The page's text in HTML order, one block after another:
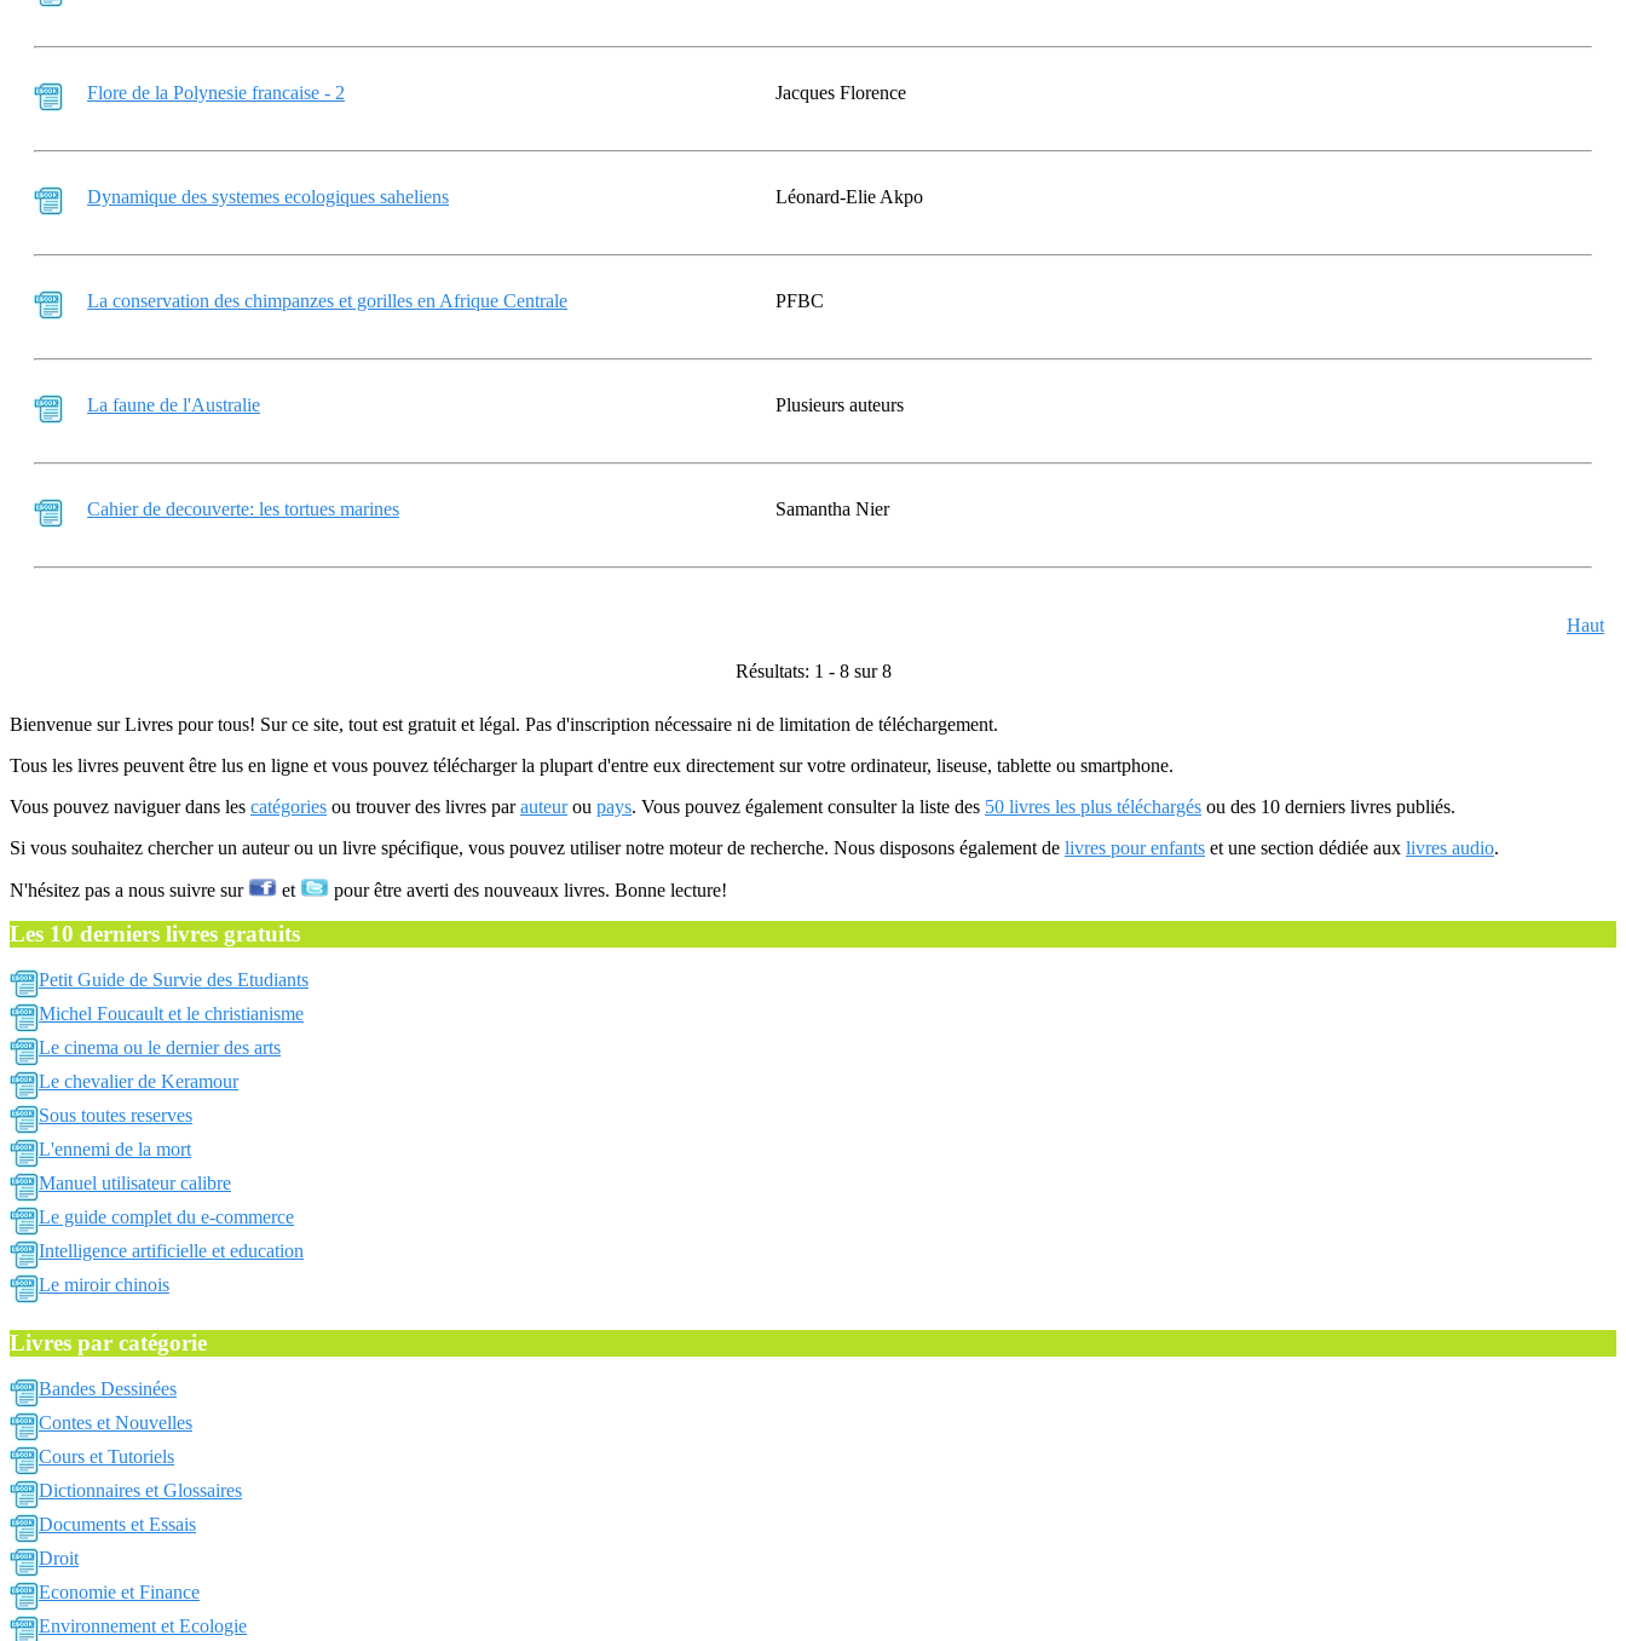
Flore de la Polynesie francaise - 2 Jacques Florence
Dynamique des systemes ecologiques saheliens Léonard-Elie Akpo
La conservation des chimpanzes et gorilles en Afrique Centrale PFBC
La faune de l'Australie Plusieurs auteurs
Cahier de decouverte: les tortues marines Samantha Nier
Haut
Résultats: 1 - 8 sur 8
Bienvenue sur Livres pour tous! Sur ce site, tout est gratuit et légal. Pas d'inscription nécessaire ni de limitation de téléchargement.
Tous les livres peuvent être lus en ligne et vous pouvez télécharger la plupart d'entre eux directement sur votre ordinateur, liseuse, tablette ou smartphone.
Vous pouvez naviguer dans les catégories ou trouver des livres parauteurou pays. Vous pouvez également consulter la liste des 50 livres les plus téléchargés ou des 10 derniers livres publiés.
Si vous souhaitez chercher un auteur ou un livre spécifique, vous pouvez utiliser notre moteur de recherche. Nous disposons également de livres pour enfants et une section dédiée aux livres audio.
N'hésitez pas a nous suivre sur et pour être averti des nouveaux livres. Bonne lecture!
Les 10 derniers livres gratuits
Petit Guide de Survie des Etudiants
Michel Foucault et le christianisme
Le cinema ou le dernier des arts
Le chevalier de Keramour
Sous toutes reserves
L'ennemi de la mort
Manuel utilisateur calibre
Le guide complet du e-commerce
Intelligence artificielle et education
Le miroir chinois
Livres par catégorie
Bandes Dessinées
Contes et Nouvelles
Cours et Tutoriels
Dictionnaires et Glossaires
Documents et Essais
Droit
Economie et Finance
Environnement et Ecologie